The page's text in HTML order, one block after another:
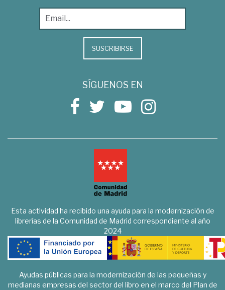
SUSCRIBIRSE
SÍGUENOS EN
Esta actividad ha recibido una ayuda para la modernización de
librerías de la Comunidad de Madrid correspondiente al año
2024
Ayudas públicas para la modernización de las pequeñas y
medianas empresas del sector del libro en el marco del Plan de